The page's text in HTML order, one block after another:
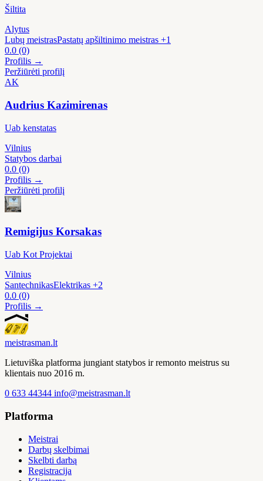
Šiltita
Alytus
Lubų meistrasPastatų apšiltinimo meistras +1
0.0 (0)
Profilis →
Peržiūrėti profilį
AK
Audrius Kazimirenas
Uab kenstatas
Vilnius
Statybos darbai
0.0 (0)
Profilis →
Peržiūrėti profilį
Remigijus Korsakas
Uab Kot Projektai
Vilnius
SantechnikasElektrikas +2
0.0 (0)
Profilis →
meistrasman.lt
Lietuviška platforma jungiant statybos ir remonto meistrus su
klientais nuo 2016 m.
0 633 44344 info@meistrasman.lt
Platforma
Meistrai
Darbų skelbimai
Skelbti darbą
Registracija